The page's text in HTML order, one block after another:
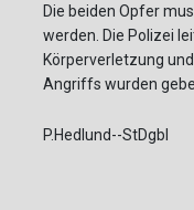
Die beiden Opfer
werden. Die Polizei
Körperverletzung
Angriffs wurden
P.Hedlund--StDgbl